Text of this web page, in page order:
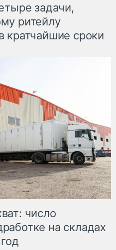
задачи,
ритейлу
кратчайшие сроки
число
на складах